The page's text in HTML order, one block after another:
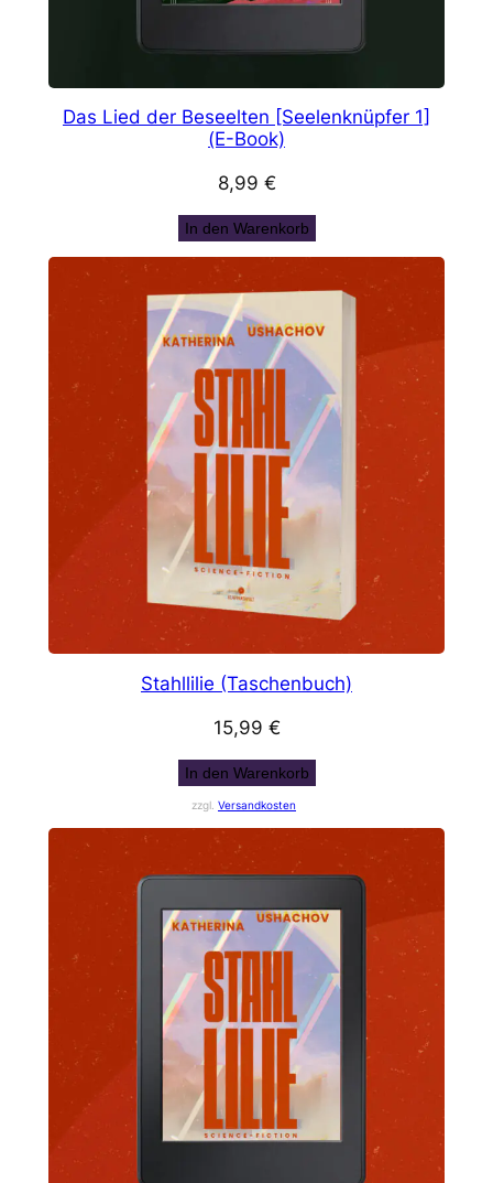
Das Lied der Beseelten [Seelenknüpfer 1]
(E-Book)
8,99 €
In den Warenkorb
Stahllilie (Taschenbuch)
15,99 €
In den Warenkorb
zzgl. Versandkosten